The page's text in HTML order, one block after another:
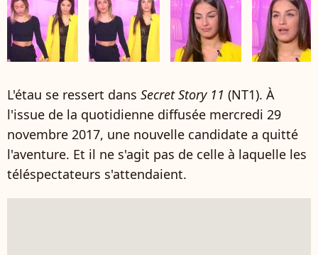
L'étau se ressert dans Secret Story 11 (NT1). À
l'issue de la quotidienne diffusée mercredi 29
novembre 2017, une nouvelle candidate a quitté
l'aventure. Et il ne s'agit pas de celle à laquelle les
téléspectateurs s'attendaient.